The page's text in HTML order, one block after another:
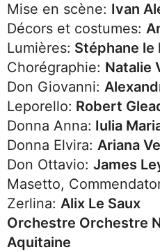
Mise en scène: Ivan
Décors et costumes:
Lumières: Stéphane le
Chorégraphie: Natalie
Don Giovanni:
Leporello: Robert
Donna Anna: Iulia
Donna Elvira: Ariana
Don Ottavio: James
Masetto,
Zerlina: Alix Le Saux
Orchestre Orchestre
Aquitaine